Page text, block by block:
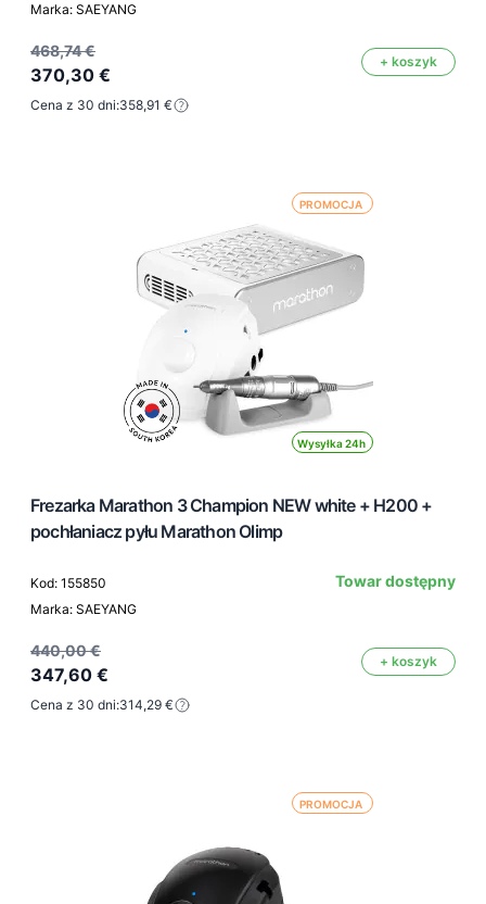
Marka: SAEYANG
468,74 €
370,30 €
+ koszyk
Cena z 30 dni:358,91 €
PROMOCJA
Wysyłka 24h
Frezarka Marathon 3 Champion NEW white + H200 +
pochłaniacz pyłu Marathon Olimp
Kod: 155850
Marka: SAEYANG
Towar dostępny
440,00 €
347,60 €
+ koszyk
Cena z 30 dni:314,29 €
PROMOCJA